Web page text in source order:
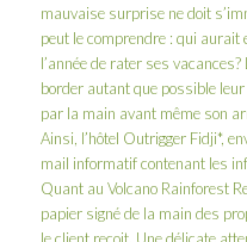
mauvaise surprise ne doit
peut le comprendre : qui
l’année de rater ses
border autant que possible
par la main avant même son
Ainsi, l’hôtel Outrigger Fidji*,
mail informatif contenant les
Quant au Volcano Rainforest
papier signé de la main des